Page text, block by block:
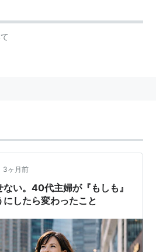
3ヶ月前
い。40代主婦が『もしも』
したら変わったこと